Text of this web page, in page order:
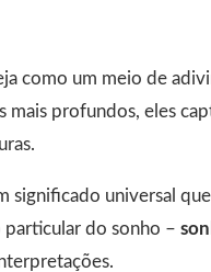
como um meio de
mais profundos, eles
significado universal
particular do sonho –